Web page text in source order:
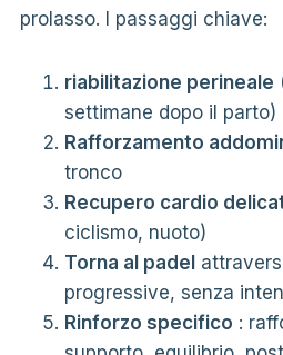
prolasso. I passaggi chiave:
riabilitazione perineale
settimane dopo il parto)
Rafforzamento
tronco
Recupero cardio
ciclismo, nuoto)
Torna al padel
progressive, senza
Rinforzo specifico :